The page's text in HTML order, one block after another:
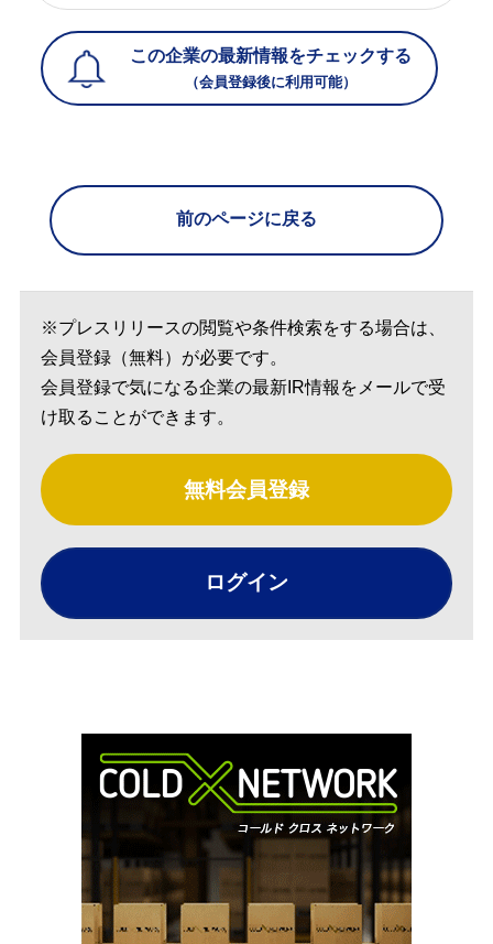
この企業の最新情報をチェックする
（会員登録後に利用可能）
前のページに戻る
※プレスリリースの閲覧や条件検索をする場合は、
会員登録（無料）が必要です。
会員登録で気になる企業の最新IR情報をメールで受
け取ることができます。
無料会員登録
ログイン